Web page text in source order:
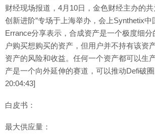
财经现场报道，4月10日，金色财经主办的共
创新进阶”专场于上海举办，会上Synthetix中
Errance分享表示，合成资产是一个极度细分
户购买想购买的资产，但用户并不持有该资
资产的风险和收益。任何一个资产都可以生
产是一个向外延伸的赛道，可以推动Defi破
20:04:43]
白皮书：
最大供应量：